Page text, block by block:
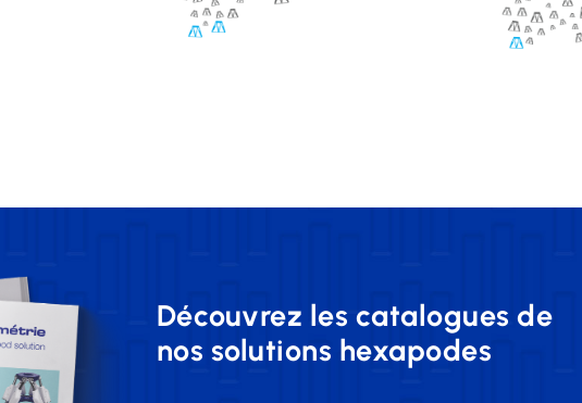
Découvrez les catalogues de
nos solutions hexapodes